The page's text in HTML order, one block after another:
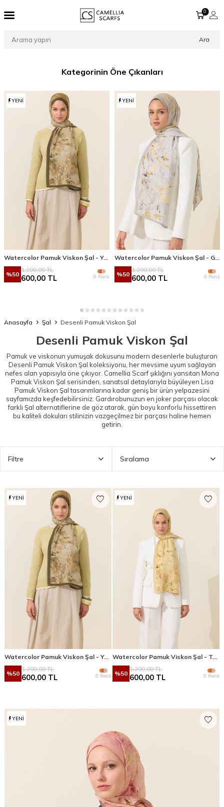
Ara
0
Kategorinin Öne Çıkanları
YENI
Watercolor Pamuk Viskon Şal - Yağ Yeşili
%50
1.200,00TL
600,00 TL 8 Renk
YENI
%50
1.200,00TL
600,00 TL 8 Renk
Anasayfa Şal Desenli Pamuk Viskon Şal
Desenli Pamuk Viskon Şal
Pamuk ve viskonun yumuşak dokusunu modern desenlerle buluşturan
Desenli Pamuk Viskon Şal koleksiyonu, her mevsime uyum sağlayan
nefes alan yapısıyla öne çıkıyor. Camellia Scarf şıklığını yansıtan Mona
Pamuk Viskon Şal serisinden, sanatsal detaylarıyla büyüleyen Lisa
Pamuk Viskon Şaltasarımlarına kadar geniş bir ürün yelpazesini
sayfamızda keşfedebilirsiniz. Gardırobunuzun en joker parçası olacak
farklı Şal alternatiflerine de göz atarak, gün boyu konforlu hissettiren
bu kaliteli dokuları stilinizin vazgeçilmez bir parçası haline hemen
getirin.
Filtre Sıralama
YENI
Watercolor Pamuk Viskon Şal - Yağ Yeşili
%50
1.200,00TL
600,00 TL 8 Renk
YENI
%50
1.200,00TL
600,00 TL 8 Renk
YENI